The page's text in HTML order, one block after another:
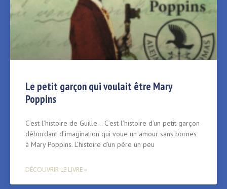
Le petit garçon qui voulait être Mary
Poppins
C’est l’histoire de Guille… C’est l’histoire d’un petit garçon
débordant d’imagination qui voue un amour sans bornes
à Mary Poppins. L’histoire d’un père un peu
DÉCOUVRIR LE LIVRE »